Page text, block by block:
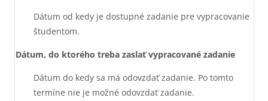
Dátum od kedy je dostupné zadanie pre vypracovanie
študentom.
Dátum, do ktorého treba zaslať vypracované zadanie
Dátum do kedy sa má odovzdať zadanie. Po tomto
termíne nie je možné odovzdať zadanie.